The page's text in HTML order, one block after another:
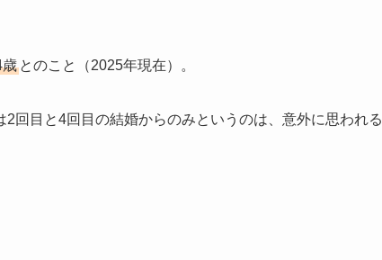
歳 とのこと（2025年現在）。
回目と4回目の結婚からのみというのは、意外に思われる